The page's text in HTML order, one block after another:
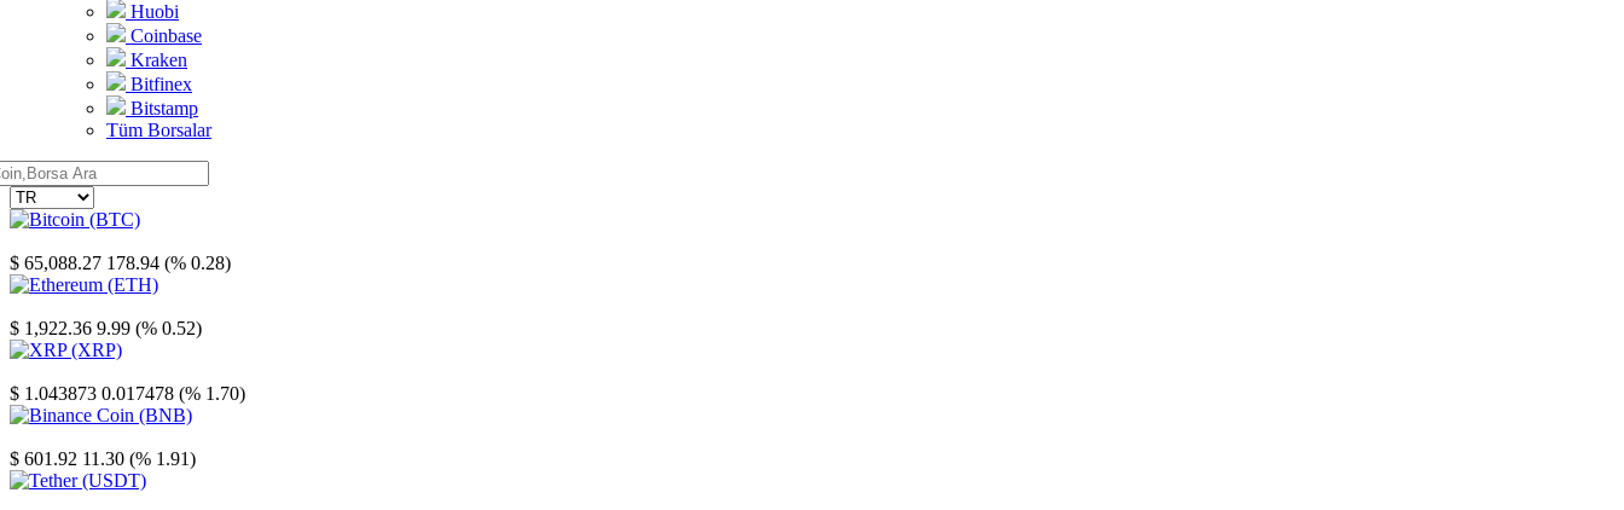
Huobi
Coinbase
Kraken
Bitfinex
Bitstamp
Tüm Borsalar
$ 65,088.27 178.94 (% 0.28)
$ 1,922.36 9.99 (% 0.52)
$ 1.043873 0.017478 (% 1.70)
$ 601.92 11.30 (% 1.91)